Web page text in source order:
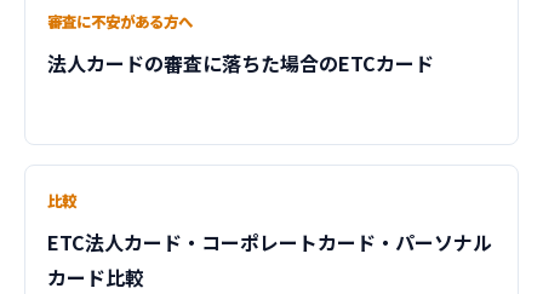
審査に不安がある方へ
法人カードの審査に落ちた場合のETCカード
比較
ETC法人カード・コーポレートカード・パーソナル
カード比較